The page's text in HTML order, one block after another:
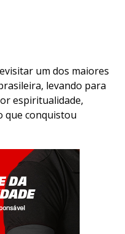
um dos maiores
levando para
espiritualidade,
que conquistou